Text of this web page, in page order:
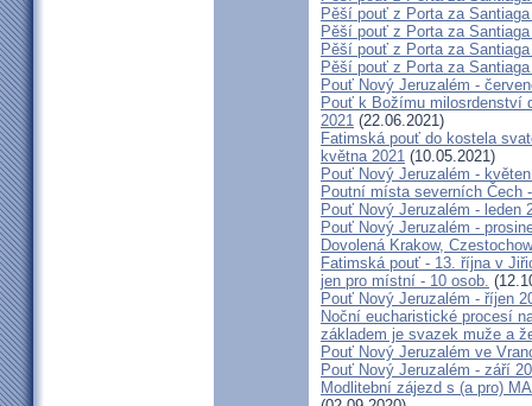
Pěší pouť z Porta za
Pěší pouť z Porta za
Pěší pouť z Porta za
Pěší pouť z Porta za
Pouť Nový Jeruzalém -
Pouť k Božímu milosrdenství
2021 (22.06.2021)
Fatimská pouť do kostela
května 2021 (10.05.2021)
Pouť Nový Jeruzalém -
Poutní místa severních Čech
Pouť Nový Jeruzalém - leden
Pouť Nový Jeruzalém -
Dovolená Krakow,
Fatimská pouť - 13. října v
jen pro místní - 10 osob.
Pouť Nový Jeruzalém - říjen
Noční eucharistické procesí
základem je svazek muže a
Pouť Nový Jeruzalém ve
Pouť Nový Jeruzalém - září
Modlitební zájezd s (a pro)